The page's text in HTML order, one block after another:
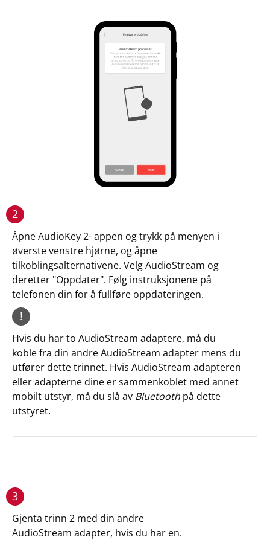
2
Åpne AudioKey 2- appen og trykk på menyen i
øverste venstre hjørne, og åpne
tilkoblingsalternativene. Velg AudioStream og
deretter "Oppdater". Følg instruksjonene på
telefonen din for å fullføre oppdateringen.
!
Hvis du har to AudioStream adaptere, må du
koble fra din andre AudioStream adapter mens du
utfører dette trinnet. Hvis AudioStream adapteren
eller adapterne dine er sammenkoblet med annet
mobilt utstyr, må du slå av Bluetooth på dette
utstyret.
3
Gjenta trinn 2 med din andre
AudioStream adapter, hvis du har en.